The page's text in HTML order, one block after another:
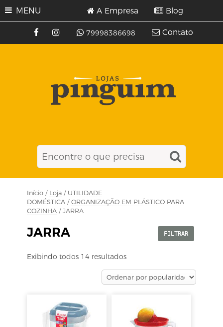
MENU
79998386698
A Empresa Blog
Contato
Início / Loja / UTILIDADE
DOMÉSTICA / ORGANIZAÇÃO EM PLÁSTICO PARA
COZINHA / JARRA
JARRA FILTRAR
Exibindo todos 14 resultados